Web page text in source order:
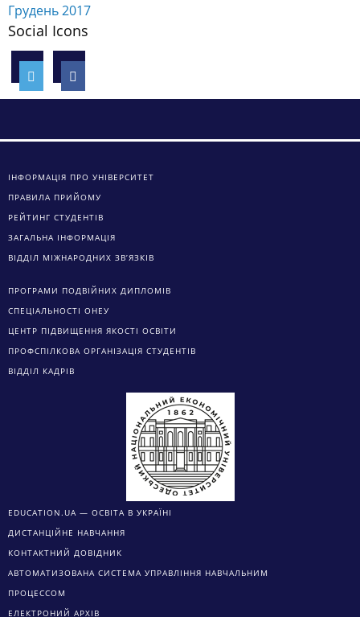
Грудень 2017
Social Icons
ІНФОРМАЦІЯ ПРО УНІВЕРСИТЕТ
ПРАВИЛА ПРИЙОМУ
РЕЙТИНГ СТУДЕНТІВ
ЗАГАЛЬНА ІНФОРМАЦІЯ
ВІДДІЛ МІЖНАРОДНИХ ЗВ’ЯЗКІВ
ПРОГРАМИ ПОДВІЙНИХ ДИПЛОМІВ
СПЕЦІАЛЬНОСТІ ОНЕУ
ЦЕНТР ПІДВИЩЕННЯ ЯКОСТІ ОСВІТИ
ПРОФСПІЛКОВА ОРГАНІЗАЦІЯ СТУДЕНТІВ
ВІДДІЛ КАДРІВ
EDUCATION.UA — ОСВІТА В УКРАЇНІ
ДИСТАНЦІЙНЕ НАВЧАННЯ
КОНТАКТНИЙ ДОВІДНИК
АВТОМАТИЗОВАНА СИСТЕМА УПРАВЛІННЯ НАВЧАЛЬНИМ
ПРОЦЕССОМ
ЕЛЕКТРОНИЙ АРХІВ